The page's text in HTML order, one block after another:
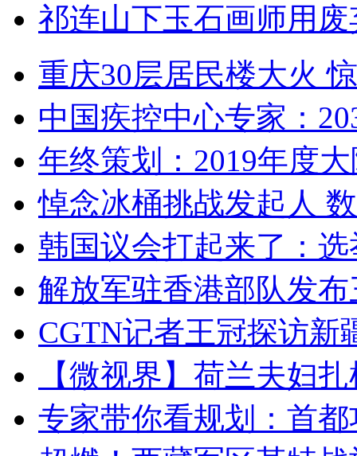
祁连山下玉石画师用
重庆30层居民楼大火
中国疾控中心专家：
年终策划：2019年度
悼念冰桶挑战发起人
韩国议会打起来了：
解放军驻香港部队发
CGTN记者王冠探访新
【微视界】荷兰夫妇
专家带你看规划：首